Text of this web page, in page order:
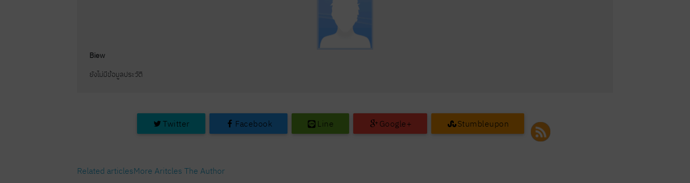
Biew
ยังไม่มีข้อมูลประวัติ
Twitter Facebook Line Google+ Stumbleupon
Related articlesMore Aritcles The Author